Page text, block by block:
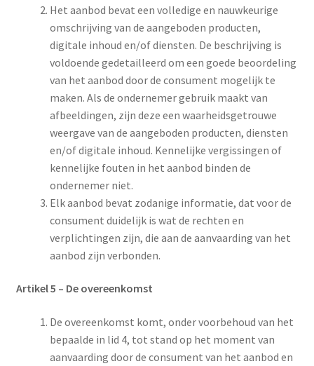
Het aanbod bevat een volledige en nauwkeurige
omschrijving van de aangeboden producten,
digitale inhoud en/of diensten. De beschrijving is
voldoende gedetailleerd om een goede beoordeling
van het aanbod door de consument mogelijk te
maken. Als de ondernemer gebruik maakt van
afbeeldingen, zijn deze een waarheidsgetrouwe
weergave van de aangeboden producten, diensten
en/of digitale inhoud. Kennelijke vergissingen of
kennelijke fouten in het aanbod binden de
ondernemer niet.
Elk aanbod bevat zodanige informatie, dat voor de
consument duidelijk is wat de rechten en
verplichtingen zijn, die aan de aanvaarding van het
aanbod zijn verbonden.
Artikel 5 – De overeenkomst
De overeenkomst komt, onder voorbehoud van het
bepaalde in lid 4, tot stand op het moment van
aanvaarding door de consument van het aanbod en